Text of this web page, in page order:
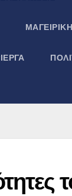
ΜΑΓΕΙΡΙΚΗ